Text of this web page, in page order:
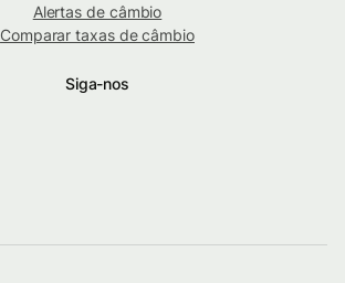
Alertas de câmbio
Comparar taxas de câmbio
Siga-nos